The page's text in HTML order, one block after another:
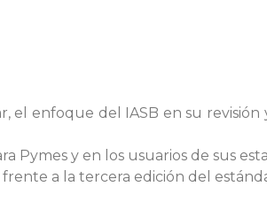
el enfoque del IASB en su
Pymes y en los usuarios de sus
a la tercera edición del